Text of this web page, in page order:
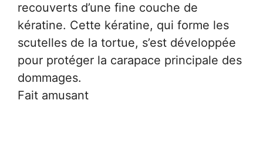
recouverts d’une fine couche de
kératine. Cette kératine, qui forme les
scutelles de la tortue, s’est développée
pour protéger la carapace principale des
dommages.
Fait amusant